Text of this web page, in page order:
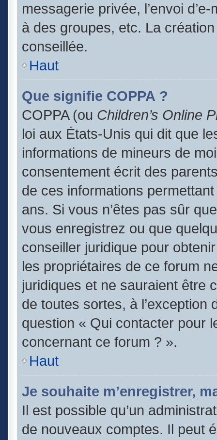
messagerie privée, l’envoi
à des groupes, etc. La
conseillée.
Haut
Que signifie COPPA ?
COPPA (ou Children’s Online
loi aux États-Unis qui dit que
informations de mineurs de
consentement écrit des
de ces informations
ans. Si vous n’êtes pas sûr
vous enregistrez ou que
conseiller juridique pour
les propriétaires de ce forum
juridiques et ne sauraient être
de toutes sortes, à l’exception
question « Qui contacter pour
concernant ce forum ? ».
Haut
Je souhaite m’enregistrer,
Il est possible qu’un
de nouveaux comptes. Il peut